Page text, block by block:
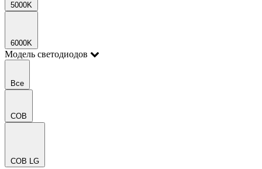
5000K
6000K
Модель светодиодов
Все
COB
COB LG